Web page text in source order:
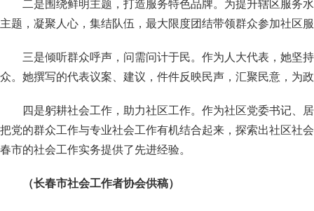
二是围绕鲜明主题，打造服务特色品牌。为提升辖区服务
主题，凝聚人心，集结队伍，最大限度团结带领群众参加社区
三是倾听群众呼声，问需问计于民。作为人大代表，她坚
众。她撰写的代表议案、建议，件件反映民声，汇聚民意，为
四是躬耕社会工作，助力社区工作。作为社区党委书记、
把党的群众工作与专业社会工作有机结合起来，探索出社区社
春市的社会工作实务提供了先进经验。
（长春市社会工作者协会供稿）